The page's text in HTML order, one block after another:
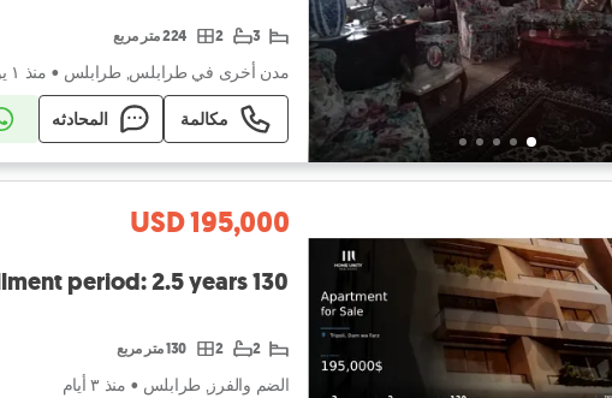
3
2 224 متر مربع
مدن أخرى في طرابلس, طرابلس • منذ ١ يوم
مكالمة المحادثه
USD 195,000
2
2 130 متر مربع
الضم والفرز, طرابلس • منذ ٣ أيام